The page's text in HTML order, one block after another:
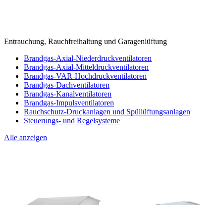
Entrauchung, Rauchfreihaltung und Garagenlüftung
Brandgas-Axial-Niederdruckventilatoren
Brandgas-Axial-Mitteldruckventilatoren
Brandgas-VAR-Hochdruckventilatoren
Brandgas-Dachventilatoren
Brandgas-Kanalventilatoren
Brandgas-Impulsventilatoren
Rauchschutz-Druckanlagen und Spüllüftungsanlagen
Steuerungs- und Regelsysteme
Alle anzeigen